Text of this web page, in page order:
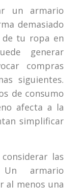
un armario
demasiado
de tu ropa en
generar
compras
siguientes.
de consumo
afecta a la
simplificar
las
Un armario
al menos una